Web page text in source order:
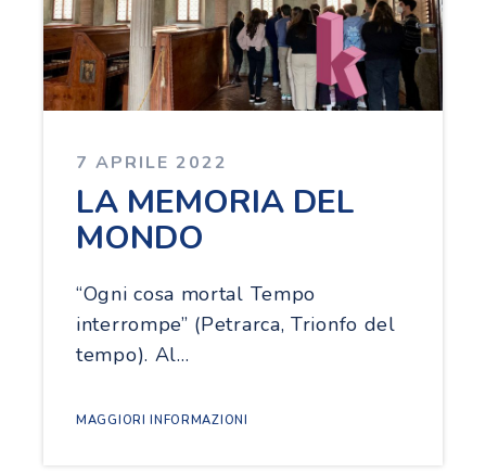
7 APRILE 2022
LA MEMORIA DEL
MONDO
“Ogni cosa mortal Tempo
interrompe” (Petrarca, Trionfo del
tempo). Al…
MAGGIORI INFORMAZIONI